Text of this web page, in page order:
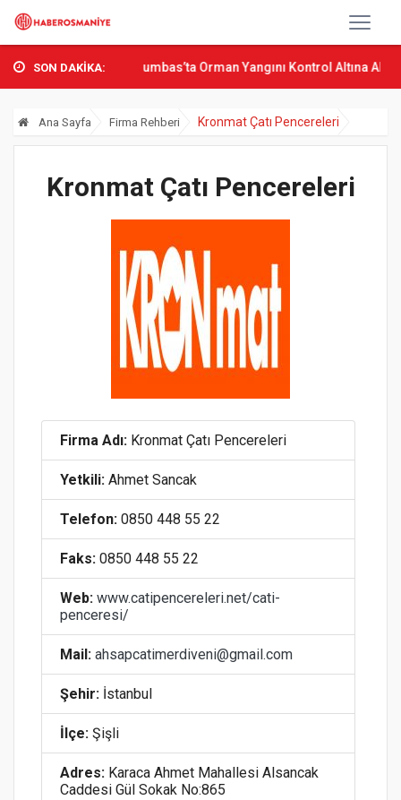
SON DAKİKA:
Bak Osmani... Sumbas’ta Orman Yangını Kontrol Altına Alındı
Ana Sayfa Firma Rehberi Kronmat Çatı Pencereleri
Kronmat Çatı Pencereleri
Firma Adı: Kronmat Çatı Pencereleri
Yetkili: Ahmet Sancak
Telefon: 0850 448 55 22
Faks: 0850 448 55 22
Web: www.catipencereleri.net/cati-
penceresi/
Mail: ahsapcatimerdiveni@gmail.com
Şehir: İstanbul
İlçe: Şişli
Adres: Karaca Ahmet Mahallesi Alsancak
Caddesi Gül Sokak No:865